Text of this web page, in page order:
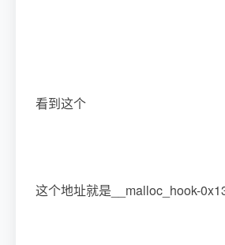
看到这个
这个地址就是__malloc_hook-